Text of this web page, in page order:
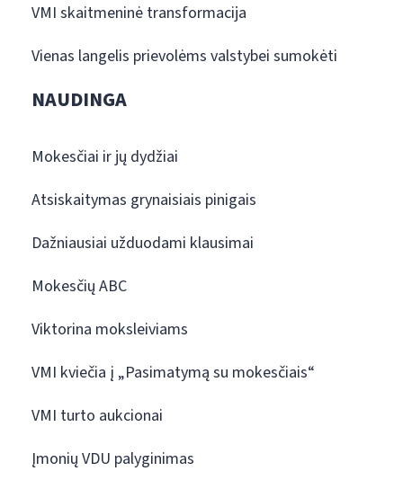
VMI skaitmeninė transformacija
Vienas langelis prievolėms valstybei sumokėti
NAUDINGA
Mokesčiai ir jų dydžiai
Atsiskaitymas grynaisiais pinigais
Dažniausiai užduodami klausimai
Mokesčių ABC
Viktorina moksleiviams
VMI kviečia į „Pasimatymą su mokesčiais“
VMI turto aukcionai
Įmonių VDU palyginimas